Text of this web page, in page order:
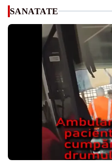
SANATATE